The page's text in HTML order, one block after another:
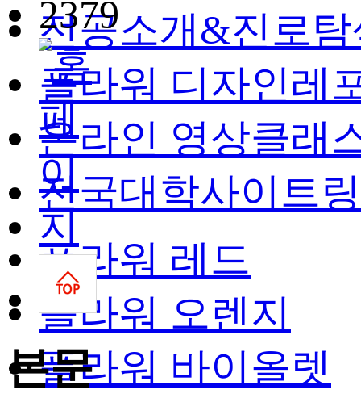
전공소개&진로탐
플라워 디자인레
온라인 영상클래
전국대학사이트
플라워 레드
플라워 오렌지
플라워 바이올렛
본문